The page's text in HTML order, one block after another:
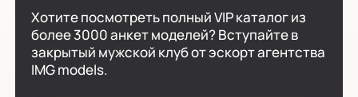
Хотите посмотреть полный VIP каталог из
более 3000 анкет моделей? Вступайте в
закрытый мужской клуб от эскорт агентства
IMG models.